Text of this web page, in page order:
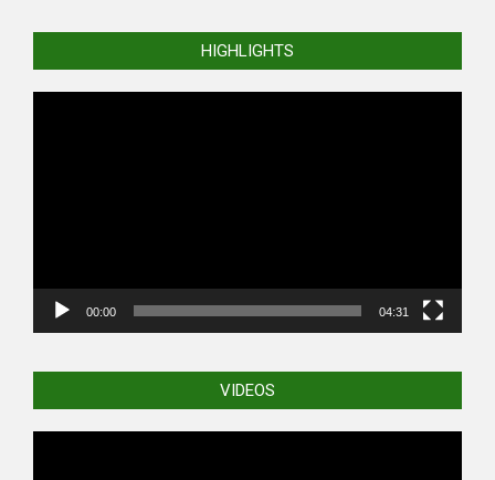
HIGHLIGHTS
00:00 04:31
VIDEOS